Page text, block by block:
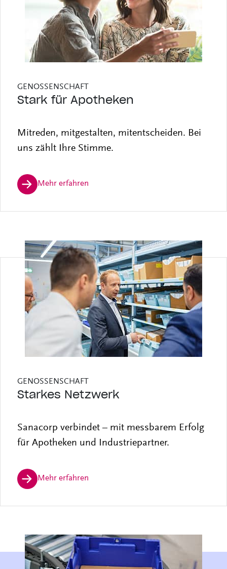
GENOSSENSCHAFT
Stark für Apotheken
Mitreden, mitgestalten, mitentscheiden. Bei
uns zählt Ihre Stimme.
Mehr erfahren
GENOSSENSCHAFT
Starkes Netzwerk
Sanacorp verbindet – mit messbarem Erfolg
für Apotheken und Industriepartner.
Mehr erfahren